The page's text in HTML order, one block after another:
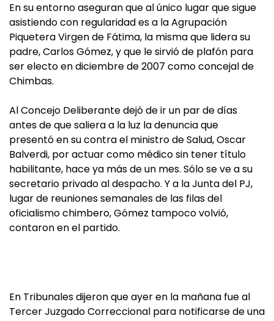
En su entorno aseguran que al único lugar que sigue
asistiendo con regularidad es a la Agrupación
Piquetera Virgen de Fátima, la misma que lidera su
padre, Carlos Gómez, y que le sirvió de plafón para
ser electo en diciembre de 2007 como concejal de
Chimbas.
Al Concejo Deliberante dejó de ir un par de días
antes de que saliera a la luz la denuncia que
presentó en su contra el ministro de Salud, Oscar
Balverdi, por actuar como médico sin tener título
habilitante, hace ya más de un mes. Sólo se ve a su
secretario privado al despacho. Y a la Junta del PJ,
lugar de reuniones semanales de las filas del
oficialismo chimbero, Gómez tampoco volvió,
contaron en el partido.
En Tribunales dijeron que ayer en la mañana fue al
Tercer Juzgado Correccional para notificarse de una